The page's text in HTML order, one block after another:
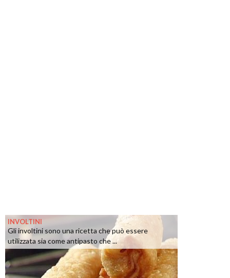
INVOLTINI
Gli involtini sono una ricetta che può essere
utilizzata sia come antipasto che ...